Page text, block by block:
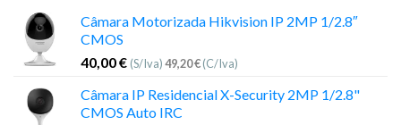
Câmara Motorizada Hikvision IP 2MP 1/2.8″
CMOS
40,00€ (S/Iva)49,20€(C/Iva)
Câmara IP Residencial X-Security 2MP 1/2.8"
CMOS Auto IRC